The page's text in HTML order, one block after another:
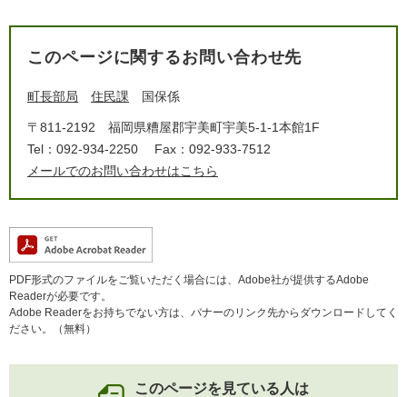
このページに関するお問い合わせ先
町長部局 住民課 国保係
〒811-2192
福岡県糟屋郡宇美町宇美5-1-1本館1F
Tel：092-934-2250
Fax：092-933-7512
メールでのお問い合わせはこちら
PDF形式のファイルをご覧いただく場合には、Adobe社が提供するAdobe
Readerが必要です。
Adobe Readerをお持ちでない方は、バナーのリンク先からダウンロードしてく
ださい。（無料）
このページを見ている人は